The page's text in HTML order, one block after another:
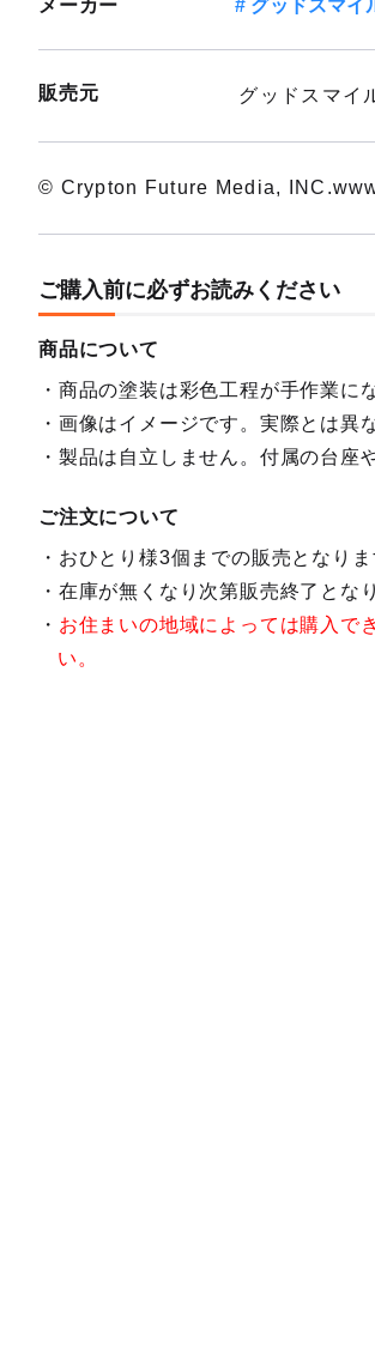
メーカー グッドスマイ
販売元 グッドスマイ
© Crypton Future Media,
ご購入前に必ずお読みください
商品について
商品の塗装は彩色工程が手作業に
画像はイメージです。実際とは異
製品は自立しません。付属の台座
ご注文について
おひとり様3個までの販売となりま
在庫が無くなり次第販売終了とな
お住まいの地域によっては購入で
い。